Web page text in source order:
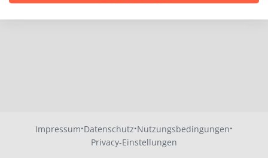
Impressum·Datenschutz·Nutzungsbedingungen·
Privacy-Einstellungen